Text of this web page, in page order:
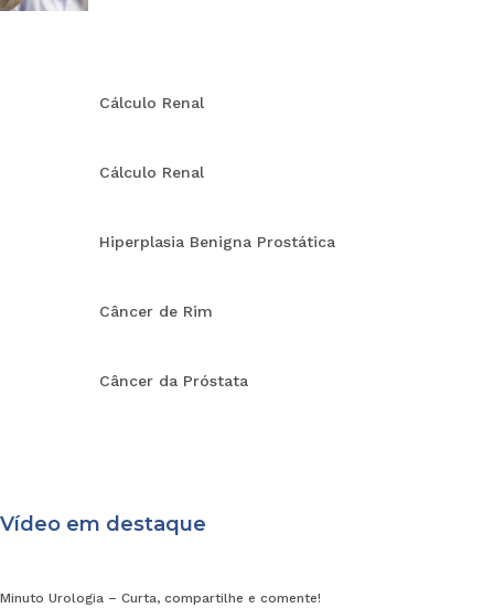
Cálculo Renal
Cálculo Renal
Hiperplasia Benigna Prostática
Câncer de Rim
Câncer da Próstata
Vídeo em destaque
Minuto Urologia – Curta, compartilhe e comente!